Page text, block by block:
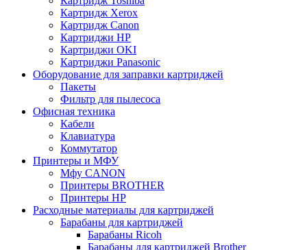
Картридж Xerox
Картридж Сanon
Картриджи HP
Картриджи OKI
Картриджи Panasonic
Оборудование для заправки картриджей
Пакеты
Фильтр для пылесоса
Офисная техника
Кабели
Клавиатура
Коммутатор
Принтеры и МФУ
Мфу CANON
Принтеры BROTHER
Принтеры HP
Расходные материалы для картриджей
Барабаны для картриджей
Барабаны Ricoh
Барабаны для картриджей Brother